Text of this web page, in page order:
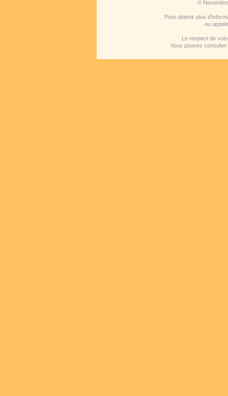
©
Pour obtenir plus
ou
Le respect de
Vous pouvez